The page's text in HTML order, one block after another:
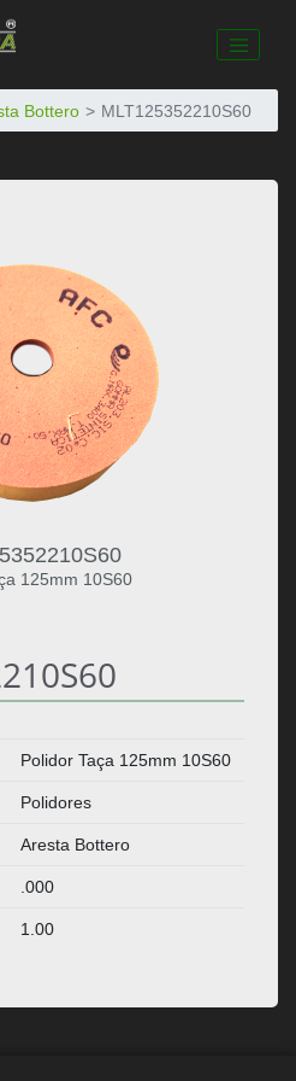
Bottero MLT125352210S60
125mm 10S60
Polidor Taça 125mm 10S60
Polidores
Aresta Bottero
.000
1.00